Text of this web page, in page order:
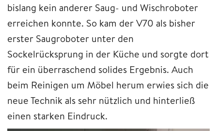
bislang kein anderer Saug- und Wischroboter
erreichen konnte. So kam der V70 als bisher
erster Saugroboter unter den
Sockelrücksprung in der Küche und sorgte dort
für ein überraschend solides Ergebnis. Auch
beim Reinigen um Möbel herum erwies sich die
neue Technik als sehr nützlich und hinterließ
einen starken Eindruck.